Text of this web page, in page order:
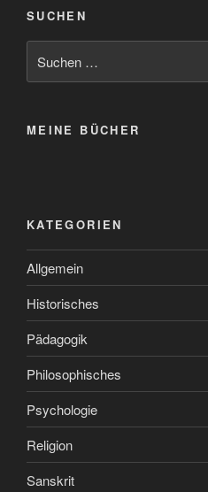
SUCHEN
nach:
MEINE BÜCHER
KATEGORIEN
Allgemein
Historisches
Pädagogik
Philosophisches
Psychologie
Religion
Sanskrit